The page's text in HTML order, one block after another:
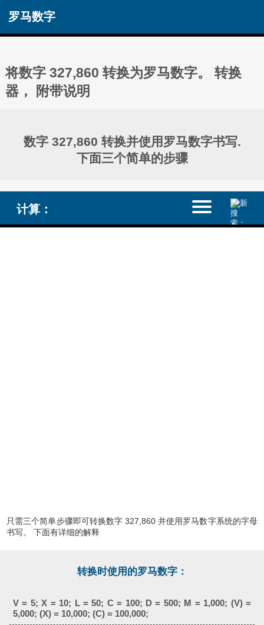
罗马数字
将数字 327,860 转换为罗马数字。 转换
器， 附带说明
数字 327,860 转换并使用罗马数字书写.
下面三个简单的步骤
计算：
只需三个简单步骤即可转换数字 327,860 并使用罗马数字系统的字母
书写。 下面有详细的解释
转换时使用的罗马数字：
V = 5; X = 10; L = 50; C = 100; D = 500; M = 1,000; (V) =
5,000; (X) = 10,000; (C) = 100,000;